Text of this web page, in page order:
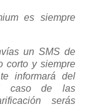
es siempre
un SMS de
corto y siempre
informará del
caso de las
serás